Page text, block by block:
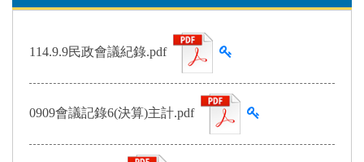
114.9.9民政會議紀錄.pdf
0909會議記錄6(決算)主計.pdf